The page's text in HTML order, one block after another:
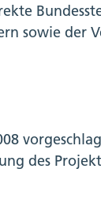
sowie der
des